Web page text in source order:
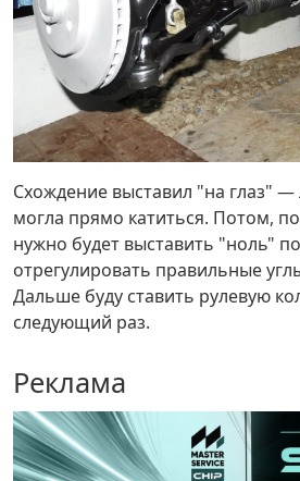
Схождение выставил "на глаз"
могла прямо катиться. Потом,
нужно будет выставить "ноль"
отрегулировать правильные
Дальше буду ставить рулевую
следующий раз.
Реклама